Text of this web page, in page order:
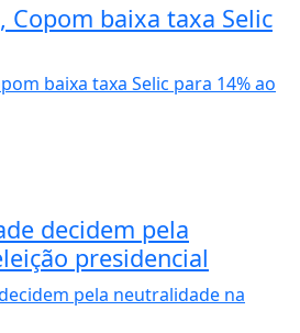
Copom baixa taxa Selic
decidem pela
presidencial